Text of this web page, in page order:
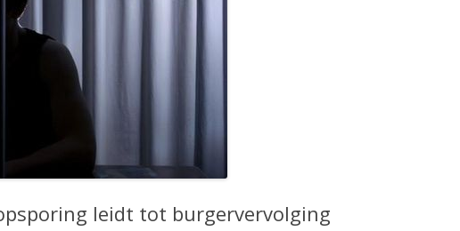
leidt tot burgervervolging